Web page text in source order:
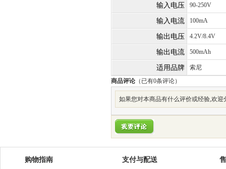
输入电压 90-250V
输入电流 100mA
输出电压 4.2V/8.4V
输出电流 500mAh
适用品牌
索尼
商品评论 （已有0条评论）
如果您对本商品有什么评价或经验,欢迎
购物指南 支付与配送